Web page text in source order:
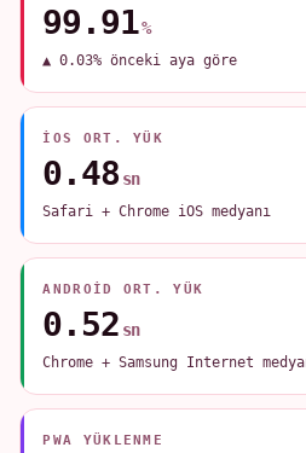
99.91%
▲ 0.03% önceki aya göre
IOS ORT. YÜK
0.48 sn
Safari + Chrome iOS medyanı
ANDROID ORT. YÜK
0.52 sn
Chrome + Samsung Internet
PWA YÜKLENME